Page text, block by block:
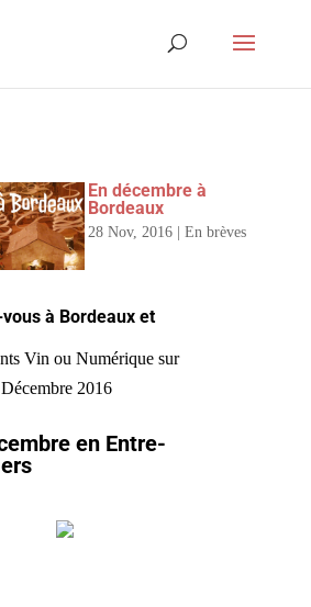
En décembre à
Bordeaux
28 Nov, 2016 |En brèves
à Bordeaux et
Vin ou Numérique sur
2016
en Entre-